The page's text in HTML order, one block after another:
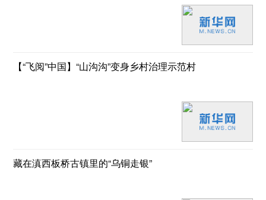
【“飞阅”中国】“山沟沟”变身乡村治理示范村
藏在滇西板桥古镇里的“乌铜走银”